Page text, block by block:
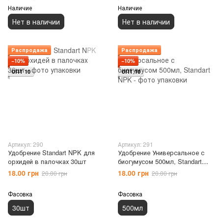
Наличие
Нет в наличии
Наличие
Нет в наличии
Распродажа
−10%
ОПТ 10
Артикул: 290
Удобрение Standart NPK для
орхидей в палочках 30шт
18.00 грн 20.00 грн
Фасовка
30шт
Распродажа
−10%
ОПТ 10
Артикул: 291
Удобрение Универсальное с
биогумусом 500мл, Standart
NPK
18.00 грн 20.00 грн
Фасовка
500мл